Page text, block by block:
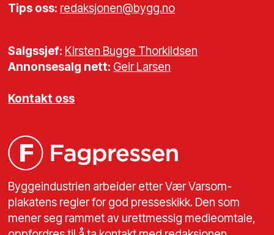
Tips oss: redaksjonen@bygg.no
Salgssjef: Kirsten Bugge Thorkildsen
Annonsesalg nett: Geir Larsen
Kontakt oss
Byggeindustrien arbeider etter Vær Varsom-
plakatens regler for god presseskikk. Den som
mener seg rammet av urettmessig medieomtale,